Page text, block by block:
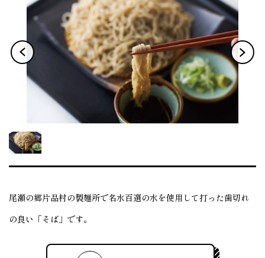
尾瀬の郷片品村の製麺所で名水百選の水を使用して打った歯切れ
の良い「そば」です。